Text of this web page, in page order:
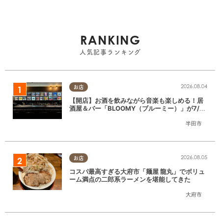
RANKING
人気記事ランキング
お店
半田市
2026.08.04
【開店】お酒を飲みながら音楽も楽しめる！居
酒屋＆バー「BLOOMY（ブルーミー）」が7/3
お店
大府市
2026.08.05
コスパ最高すぎる大府市「麺屋 龍丸」でボリュ
ーム満点の二郎系ラーメンを堪能してきた